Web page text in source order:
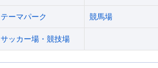
テーマパーク 競馬場
サッカー場・競技場